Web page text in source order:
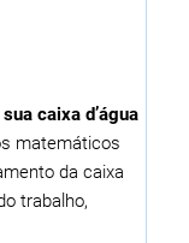
caixa d’água
matemáticos
da caixa
trabalho,